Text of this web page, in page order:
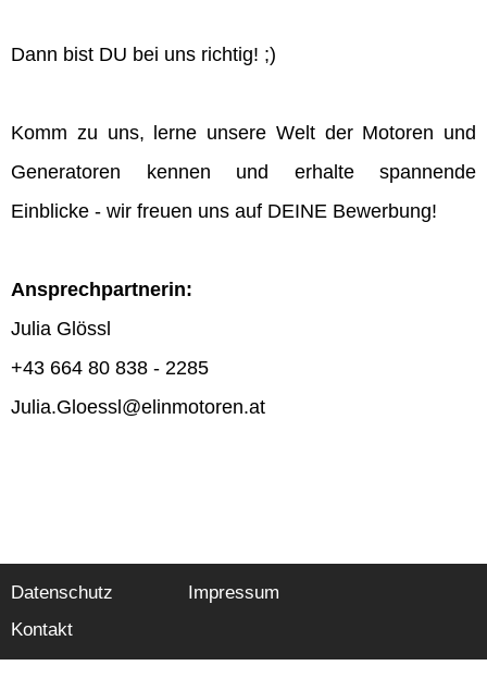
Dann bist DU bei uns richtig! ;)
Komm zu uns, lerne unsere Welt der Motoren und
Generatoren kennen und erhalte spannende
Einblicke - wir freuen uns auf DEINE Bewerbung!
Ansprechpartnerin:
Julia Glössl
+43 664 80 838 - 2285
Julia.Gloessl@elinmotoren.at
Datenschutz
Impressum
Kontakt